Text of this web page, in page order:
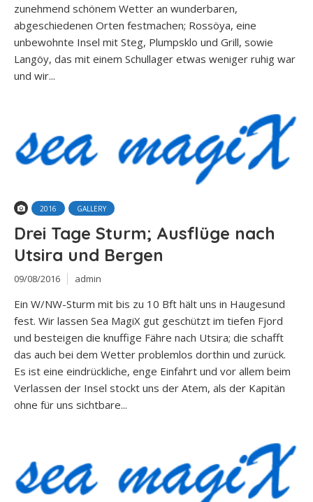
zunehmend schönem Wetter an wunderbaren,
abgeschiedenen Orten festmachen; Rossöya, eine
unbewohnte Insel mit Steg, Plumpsklo und Grill, sowie
Langöy, das mit einem Schullager etwas weniger ruhig war
und wir...
2016 GALLERY
Drei Tage Sturm; Ausflüge nach
Utsira und Bergen
09/08/2016 admin
Ein W/NW-Sturm mit bis zu 10 Bft hält uns in Haugesund
fest. Wir lassen Sea MagiX gut geschützt im tiefen Fjord
und besteigen die knuffige Fähre nach Utsira; die schafft
das auch bei dem Wetter problemlos dorthin und zurück.
Es ist eine eindrückliche, enge Einfahrt und vor allem beim
Verlassen der Insel stockt uns der Atem, als der Kapitän
ohne für uns sichtbare...